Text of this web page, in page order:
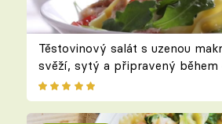
Těstovinový salát s uzenou
svěží, sytý a připravený během